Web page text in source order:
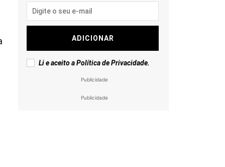
ADICIONAR
Li e aceito aPolítica de Privacidade.
Publicidade
Publicidade